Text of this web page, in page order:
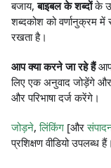
बजाय,बाइबल के शब्दोंके
शब्दकोश को वर्णानुक्रम में
रखता है।
आप क्या करने जा रहे हैंआप
लिए एक अनुवाद जोड़ेंगे
और परिभाषा दर्ज करेंगे।
जोड़ने,लिंकिंग [और
प्रशिक्षण वीडियो